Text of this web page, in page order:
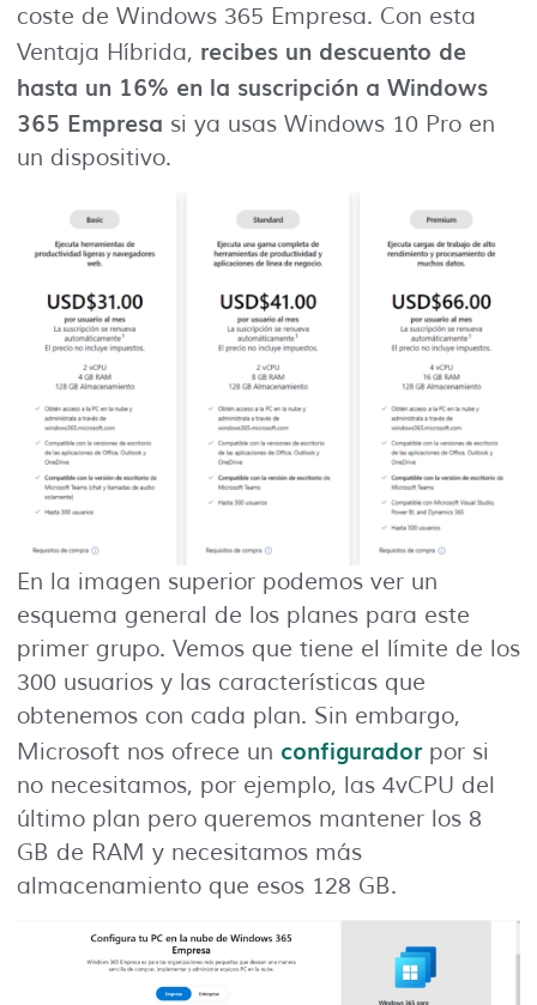
coste de Windows 365 Empresa. Con esta
Ventaja Híbrida, recibes un descuento de
hasta un 16% en la suscripción a Windows
365 Empresa si ya usas Windows 10 Pro en
un dispositivo.
En la imagen superior podemos ver un
esquema general de los planes para este
primer grupo. Vemos que tiene el límite de los
300 usuarios y las características que
obtenemos con cada plan. Sin embargo,
Microsoft nos ofrece un configuradorpor si
no necesitamos, por ejemplo, las 4vCPU del
último plan pero queremos mantener los 8
GB de RAM y necesitamos más
almacenamiento que esos 128 GB.